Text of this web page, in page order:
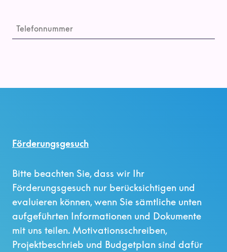
Förderungsgesuch
Bitte beachten Sie, dass wir Ihr
Förderungsgesuch nur berücksichtigen und
evaluieren können, wenn Sie sämtliche unten
aufgeführten Informationen und Dokumente
mit uns teilen. Motivationsschreiben,
Projektbeschrieb und Budgetplan sind dafür